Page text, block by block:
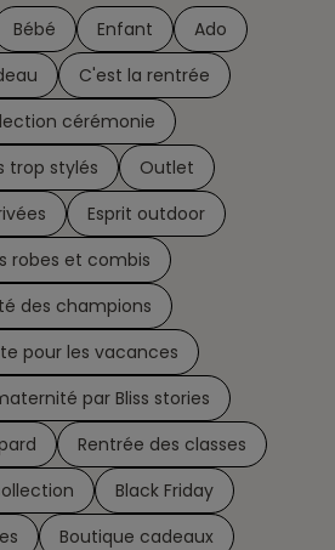
Bébé Enfant
Ado
C'est la rentrée
cérémonie
trop stylés
Outlet
Esprit outdoor
robes et combis
des champions
pour les vacances
par Bliss stories
Rentrée des classes
Black Friday
Boutique cadeaux